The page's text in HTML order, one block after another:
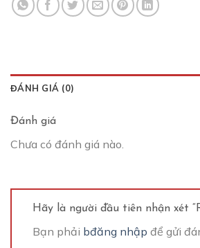
ĐÁNH GIÁ (0)
Đánh giá
Chưa có đánh giá nào.
Hãy là người đầu tiên nhận xét
Bạn phải bđăng nhập để gửi